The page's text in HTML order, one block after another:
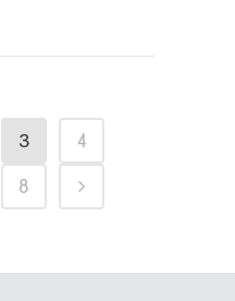
3
4
8